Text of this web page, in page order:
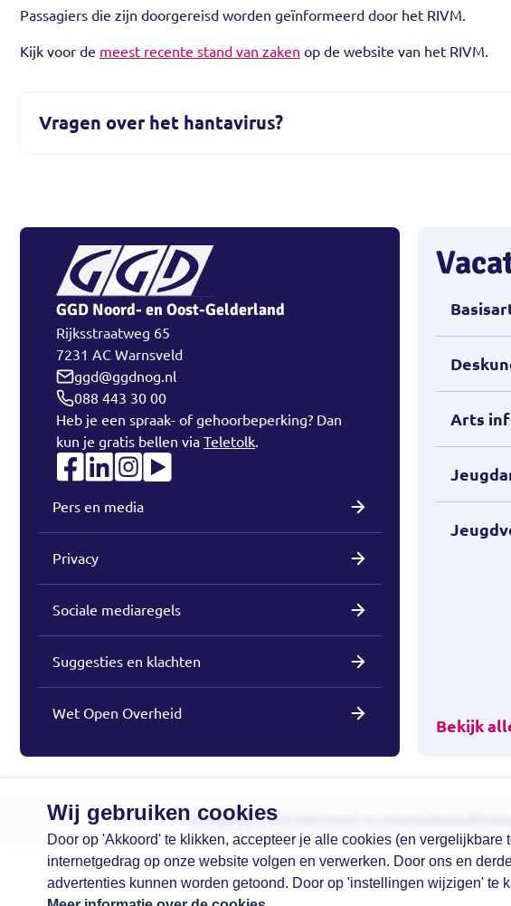
Wij gebruiken cookies
Door op 'Akkoord' te klikken, accepteer je alle cookies (en
internetgedrag op onze website volgen en verwerken. Door ons en
advertenties kunnen worden getoond. Door op 'instellingen wijzigen' te
Passagiers die zijn doorgereisd worden geïnformeerd door het RIVM.
Kijk voor de meest recente stand van zaken op de website van het RIVM.
Vragen over het hantavirus?
GGD Noord- en Oost-Gelderland
Rijksstraatweg 65
7231 AC Warnsveld
ggd@ggdnog.nl
088 443 30 00
Heb je een spraak- of gehoorbeperking? Dan
kun je gratis bellen via Teletolk.
Pers en media
Privacy
Sociale mediaregels
Suggesties en klachten
Wet Open Overheid
Arts
Bekijk
© Copyright 2026 GGD Noord- en Oost-Gelderland